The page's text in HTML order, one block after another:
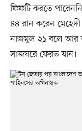
ফিফটি করতে
৪৪ রান করেন
নাজমুল ২১ বলে আর
সাজঘরে ফেরত যান।